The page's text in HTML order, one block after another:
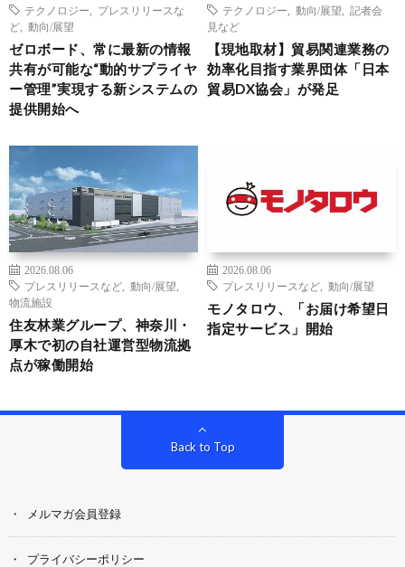
テクノロジー
プレスリリースな
ど
動向/展望
ゼロボード、常に最新の情報
共有が可能な“動的サプライヤ
ー管理”実現する新システムの
提供開始へ
テクノロジー
動向/展望
記者会
見など
【現地取材】貿易関連業務の
効率化目指す業界団体「日本
貿易DX協会」が発足
2026.08.06
プレスリリースなど
動向/展望
物流施設
住友林業グループ、神奈川・
厚木で初の自社運営型物流拠
点が稼働開始
2026.08.06
プレスリリースなど
動向/展望
モノタロウ、「お届け希望日
指定サービス」開始
Back to Top
メルマガ会員登録
プライバシーポリシー